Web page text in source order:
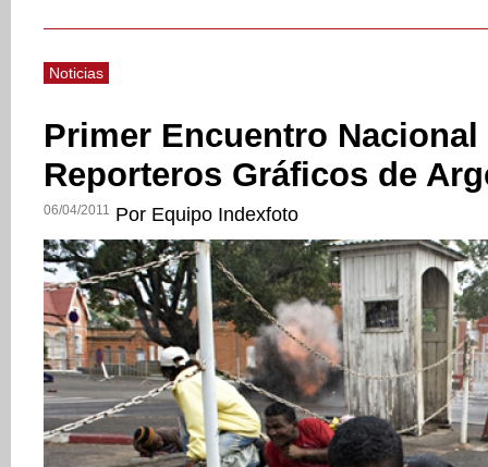
Noticias
Primer Encuentro Nacional
Reporteros Gráficos de
06/04/2011 Por Equipo Indexfoto